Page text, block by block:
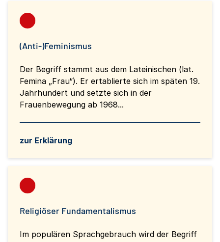
(Anti-)Feminismus
Der Begriff stammt aus dem Lateinischen (lat.
Femina „Frau“). Er ertablierte sich im späten 19.
Jahrhundert und setzte sich in der
Frauenbewegung ab 1968...
zur Erklärung
Religiöser Fundamentalismus
Im populären Sprachgebrauch wird der Begriff